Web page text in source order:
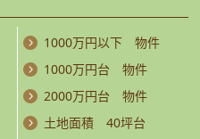
1000万円以下 物件
1000万円台 物件
2000万円台 物件
土地面積 40坪台